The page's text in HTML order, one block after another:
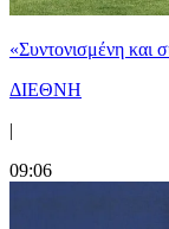
«Συντονισμένη και
ΔΙΕΘΝΗ
|
09:06